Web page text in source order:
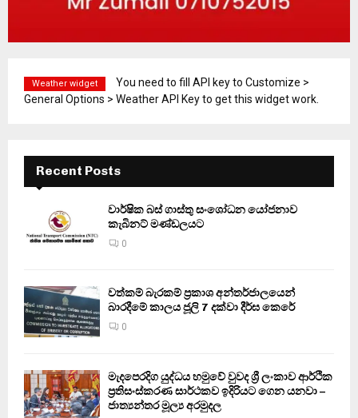
Weather widget
You need to fill API key to Customize >
General Options > Weather API Key to get this widget work.
Recent Posts
වාර්ෂික බස් ගාස්තු සංශෝධන යෝජනාව
කැබිනට් මණ්ඩලයට
0
වත්කම් බැරකම් ප්‍රකාශ අන්තර්ජාලයෙන්
බාරදීමේ කාලය ජූලි 7 දක්වා දීර්ඝ කෙරේ
0
මැදපෙරදිග යුද්ධය හමුවේ වුවද ශ්‍රී ලංකාව ආර්ථික
ප්‍රතිසංස්කරණ සාර්ථකව ඉදිරියට ගෙන යනවා –
ජාත්‍යන්තර මූල්‍ය අරමුදල